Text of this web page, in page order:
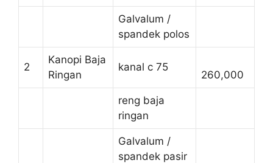
Galvalum /
spandek polos
2
Kanopi Baja
Ringan
kanal c 75
260,000
reng baja
ringan
Galvalum /
spandek pasir